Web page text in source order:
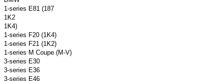
1-series E81 (187
1K2
1K4)
1-series F20 (1K4)
1-series F21 (1K2)
1-series M Coupe (M-V)
3-series E30
3-series E36
3-series E46